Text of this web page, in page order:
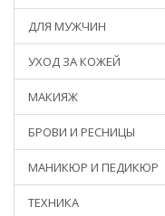
ДЛЯ МУЖЧИН
УХОД ЗА КОЖЕЙ
МАКИЯЖ
БРОВИ И РЕСНИЦЫ
МАНИКЮР И ПЕДИКЮР
ТЕХНИКА